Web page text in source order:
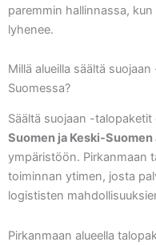
paremmin hallinnassa,
lyhenee.
Millä alueilla säältä
Suomessa?
Säältä suojaan -
Suomen ja Keski-Suomen
ympäristöön. Pirkanmaan
toiminnan ytimen, josta
logististen
Pirkanmaan alueella